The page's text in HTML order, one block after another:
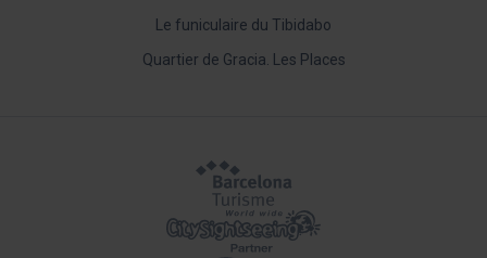
Le funiculaire du Tibidabo
Quartier de Gracia. Les Places